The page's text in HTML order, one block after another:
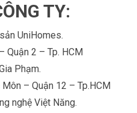
TY:
UniHomes.
Quận 2 – Tp. HCM
Phạm.
– Quận 12 – Tp.HCM
nghệ Việt Năng.